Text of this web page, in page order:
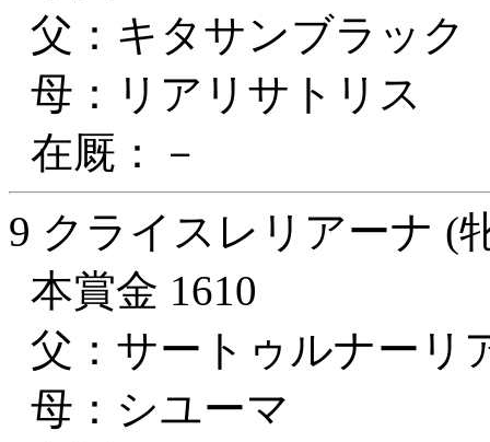
父：キタサンブラック
母：リアリサトリス
在厩：－
9 クライスレリアーナ (
本賞金 1610
父：サートゥルナーリ
母：シユーマ